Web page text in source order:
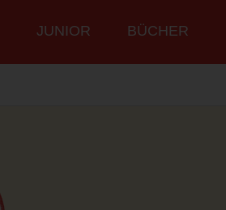
JUNIOR BÜCHER